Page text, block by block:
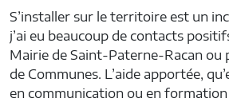
S’installer sur le territoire est un
j’ai eu beaucoup de contacts
Mairie de Saint-Paterne-Racan ou
de Communes. L’aide apportée,
en communication ou en